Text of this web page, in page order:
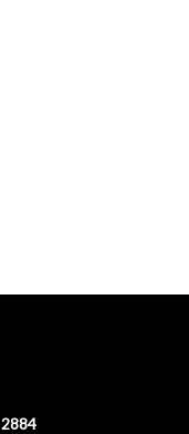
2884